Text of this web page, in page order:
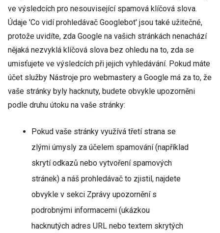
ve výsledcích pro nesouvisející spamová klíčová slova.
Údaje 'Co vidí prohledávač Googlebot' jsou také užitečné,
protože uvidíte, zda Google na vašich stránkách nenachází
nějaká nezvyklá klíčová slova bez ohledu na to, zda se
umisťujete ve výsledcích při jejich vyhledávání. Pokud máte
účet služby Nástroje pro webmastery a Google má za to, že
vaše stránky byly hacknuty, budete obvykle upozorněni
podle druhu útoku na vaše stránky:
Pokud vaše stránky využívá třetí strana se
zlými úmysly za účelem spamování (například
skrytí odkazů nebo vytvoření spamových
stránek) a náš prohledávač to zjistil, najdete
obvykle v sekci Zprávy upozornění s
podrobnými informacemi (ukázkou
hacknutých adres URL nebo textem skrytých